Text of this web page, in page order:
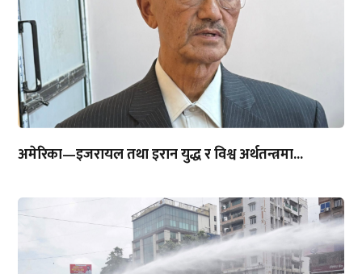
अमेरिका—इजरायल तथा इरान युद्ध र विश्व अर्थतन्त्रमा...